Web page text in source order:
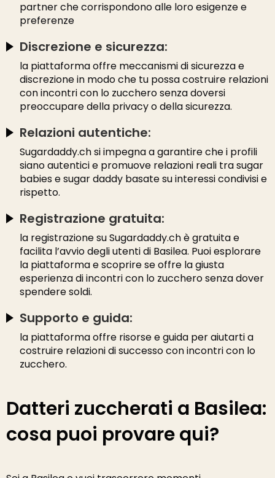
partner che corrispondono alle loro esigenze e
preferenze
Discrezione e sicurezza:
la piattaforma offre meccanismi di sicurezza e
discrezione in modo che tu possa costruire relazioni
con incontri con lo zucchero senza doversi
preoccupare della privacy o della sicurezza.
Relazioni autentiche:
Sugardaddy.ch si impegna a garantire che i profili
siano autentici e promuove relazioni reali tra sugar
babies e sugar daddy basate su interessi condivisi e
rispetto.
Registrazione gratuita:
la registrazione su Sugardaddy.ch è gratuita e
facilita l’avvio degli utenti di Basilea. Puoi esplorare
la piattaforma e scoprire se offre la giusta
esperienza di incontri con lo zucchero senza dover
spendere soldi.
Supporto e guida:
la piattaforma offre risorse e guida per aiutarti a
costruire relazioni di successo con incontri con lo
zucchero.
Datteri zuccherati a Basilea:
cosa puoi provare qui?